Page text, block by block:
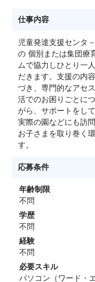
仕事内容
児童発達支援センタ
の 個別または集団療
ムで協力しひとり一
だきます。支援の内
づき、専門的なアセ
活でのお困りごとに
がら、サポートをし
実際の園などにも訪
お子さまを取り巻く
す。
応募条件
年齢制限
不問
学歴
不問
経験
不問
必要スキル
パソコン（ワード・